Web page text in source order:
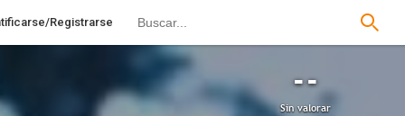
Registrarse
--
Sin valorar